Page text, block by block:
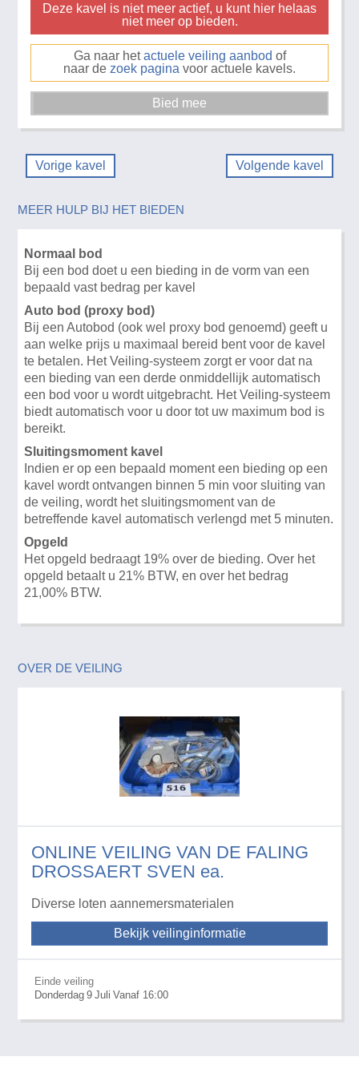
Deze kavel is niet meer actief, u kunt hier helaas
niet meer op bieden.
Ga naar hetactuele veiling aanbod of
naar de zoek pagina voor actuele kavels.
Vorige kavel Volgende kavel
MEER HULP BIJ HET BIEDEN
Normaal bod
Bij een bod doet u een bieding in de vorm van een
bepaald vast bedrag per kavel
Auto bod (proxy bod)
Bij een Autobod (ook wel proxy bod genoemd) geeft u
aan welke prijs u maximaal bereid bent voor de kavel
te betalen. Het Veiling-systeem zorgt er voor dat na
een bieding van een derde onmiddellijk automatisch
een bod voor u wordt uitgebracht. Het Veiling-systeem
biedt automatisch voor u door tot uw maximum bod is
bereikt.
Sluitingsmoment kavel
Indien er op een bepaald moment een bieding op een
kavel wordt ontvangen binnen 5 min voor sluiting van
de veiling, wordt het sluitingsmoment van de
betreffende kavel automatisch verlengd met 5 minuten.
Opgeld
Het opgeld bedraagt 19% over de bieding. Over het
opgeld betaalt u 21% BTW, en over het bedrag
21,00% BTW.
OVER DE VEILING
ONLINE VEILING VAN DE FALING
DROSSAERT SVEN ea.
Diverse loten aannemersmaterialen
Bekijk veilinginformatie
Einde veiling
Donderdag 9 Juli Vanaf 16:00